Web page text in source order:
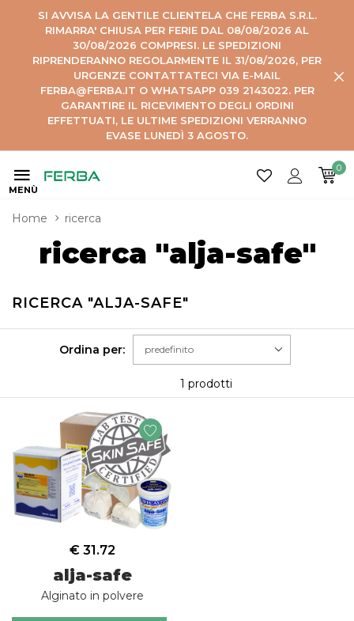
SI AVVISA LA GENTILE CLIENTELA CHE FERBA S.R.L.
RIMARRA' CHIUSA PER FERIE DAL 08/08/2026 AL
30/08/2026 COMPRESI. LE SPEDIZIONI
RIPRENDERANNO REGOLARMENTE IL 31/08/2026, PER
URGENZE CONTATTATECI VIA E-MAIL
FERBA@FERBA.IT O WHATSAPP 039 2143022. PER
GARANTIRE IL RICEVIMENTO DEGLI ORDINI
EFFETTUATI, LE ULTIME SPEDIZIONI VERRANNO
EVASE LUNEDÌ 3 AGOSTO.
MENÙ
0
Home ricerca
ricerca "alja-safe"
RICERCA "ALJA-SAFE"
Ordina per:
1 prodotti
alja-safe
Alginato in polvere
€ 31.72